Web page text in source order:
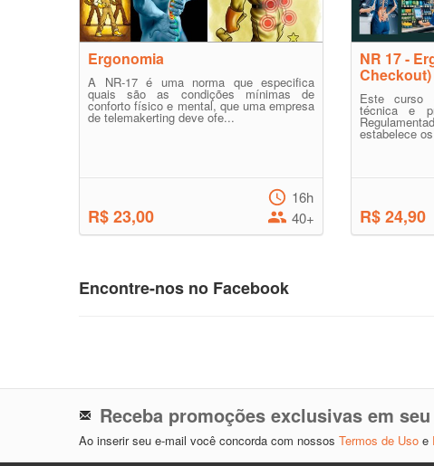
Ergonomia
A NR-17 é uma norma que especifica
quais são as condições mínimas de
conforto físico e mental, que uma empresa
de telemakerting deve ofe...
R$ 23,00
16h
40+
NR 17 -
Checkout)
Este curso
técnica e
estabelece
R$ 24,90
Encontre-nos no Facebook
Receba promoções exclusivas em
Ao inserir seu e-mail você concorda com nossos Termos de Uso e